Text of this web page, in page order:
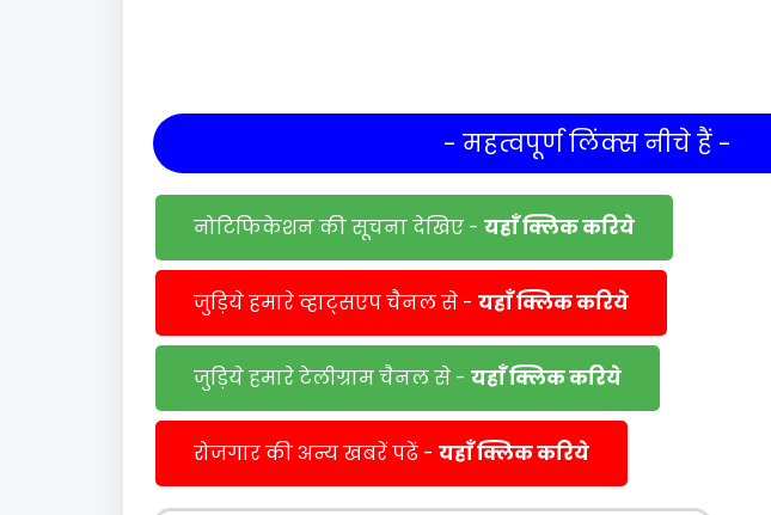
- महत्वपूर्ण लिंक्स नीचे हैं -
नोटिफिकेशन की सूचना देखिए - यहाँ क्लिक करिये
जुड़िये हमारे व्हाट्सएप चैनल से - यहाँ क्लिक करिये
जुड़िये हमारे टेलीग्राम चैनल से - यहाँ क्लिक करिये
रोजगार की अन्य खबरें पढें - यहाँ क्लिक करिये